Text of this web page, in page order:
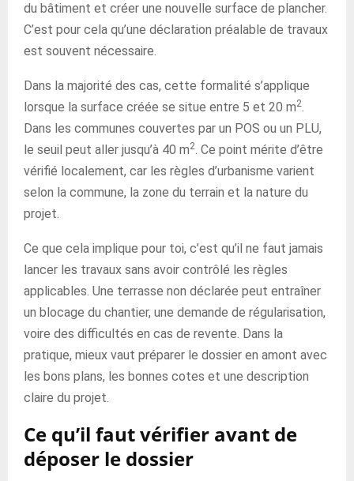
du bâtiment et créer une nouvelle surface de plancher.
C’est pour cela qu’une déclaration préalable de travaux
est souvent nécessaire.
Dans la majorité des cas, cette formalité s’applique
lorsque la surface créée se situe entre 5 et 20 m2.
Dans les communes couvertes par un POS ou un PLU,
le seuil peut aller jusqu’à 40 m2. Ce point mérite d’être
vérifié localement, car les règles d’urbanisme varient
selon la commune, la zone du terrain et la nature du
projet.
Ce que cela implique pour toi, c’est qu’il ne faut jamais
lancer les travaux sans avoir contrôlé les règles
applicables. Une terrasse non déclarée peut entraîner
un blocage du chantier, une demande de régularisation,
voire des difficultés en cas de revente. Dans la
pratique, mieux vaut préparer le dossier en amont avec
les bons plans, les bonnes cotes et une description
claire du projet.
Ce qu’il faut vérifier avant de
déposer le dossier